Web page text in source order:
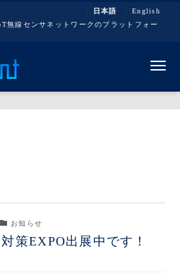
日本語
English
線センサネットワークのプラットフォー
お知らせ
策EXPO出展中です！